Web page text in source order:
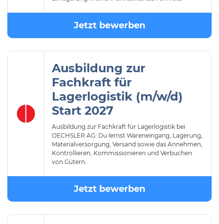
Jetzt bewerben
Ausbildung zur
Fachkraft für
Lagerlogistik (m/w/d)
Start 2027
Ausbildung zur Fachkraft für Lagerlogistik bei
OECHSLER AG: Du lernst Wareneingang, Lagerung,
Materialversorgung, Versand sowie das Annehmen,
Kontrollieren, Kommissionieren und Verbuchen
von Gütern.
Jetzt bewerben